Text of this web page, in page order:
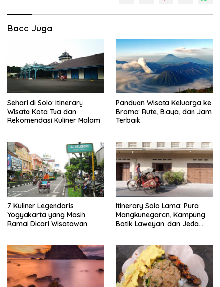
Baca Juga
Sehari di Solo: Itinerary
Wisata Kota Tua dan
Rekomendasi Kuliner Malam
Panduan Wisata Keluarga ke
Bromo: Rute, Biaya, dan Jam
Terbaik
7 Kuliner Legendaris
Yogyakarta yang Masih
Ramai Dicari Wisatawan
Itinerary Solo Lama: Pura
Mangkunegaran, Kampung
Batik Laweyan, dan Jeda